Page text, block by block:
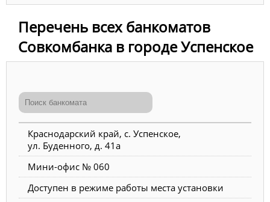
Перечень всех банкоматов
Совкомбанка в городе Успенское
Краснодарский край, с. Успенское,
ул. Буденного, д. 41а
Мини-офис № 060
Доступен в режиме работы места установки